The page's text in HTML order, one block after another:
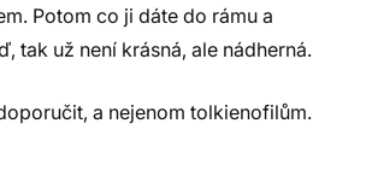
Potom co ji dáte do rámu a
tak už není krásná, ale nádherná.
a nejenom tolkienofilům.